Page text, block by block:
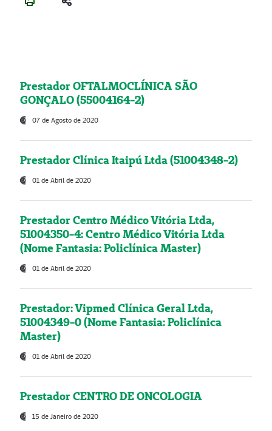
Prestador OFTALMOCLÍNICA SÃO
GONÇALO (55004164-2)
07 de Agosto de 2020
Prestador Clínica Itaipú Ltda (51004348-2)
01 de Abril de 2020
Prestador Centro Médico Vitória Ltda,
51004350-4: Centro Médico Vitória Ltda
(Nome Fantasia: Policlínica Master)
01 de Abril de 2020
Prestador: Vipmed Clínica Geral Ltda,
51004349-0 (Nome Fantasia: Policlínica
Master)
01 de Abril de 2020
Prestador CENTRO DE ONCOLOGIA
15 de Janeiro de 2020